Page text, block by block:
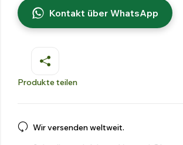
Kontakt über WhatsApp
Produkte teilen
Wir versenden weltweit.
Sprühkanone
Gegenläufiger Ventilator
Landwirtschaftliches Sprühen
Entdecken Sie die Produkte